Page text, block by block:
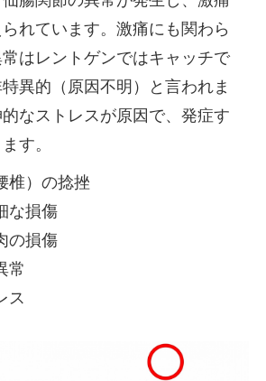
れています。激痛にも関わら
はレントゲンではキャッチで
異的（原因不明）と言われま
なストレスが原因で、発症す
す。
椎）の捻挫
な損傷
の損傷
常
ス